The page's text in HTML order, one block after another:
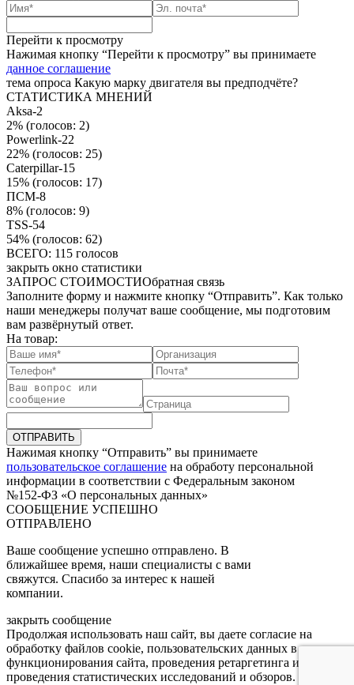
Перейти к просмотру
Нажимая кнопку “Перейти к просмотру” вы принимаете
данное соглашение
тема опроса Какую марку двигателя вы предподчёте?
СТАТИСТИКА МНЕНИЙ
Aksa-2
2% (голосов: 2)
Powerlink-22
22% (голосов: 25)
Caterpillar-15
15% (голосов: 17)
ПСМ-8
8% (голосов: 9)
TSS-54
54% (голосов: 62)
ВСЕГО: 115 голосов
закрыть окно статистики
ЗАПРОС СТОИМОСТИОбратная связь
Заполните форму и нажмите кнопку “Отправить”. Как только
наши менеджеры получат ваше сообщение, мы подготовим
вам развёрнутый ответ.
На товар:
ОТПРАВИТЬ
Нажимая кнопку “Отправить” вы принимаете
пользовательское соглашение на обработу персональной
информации в соответствии с Федеральным законом
№152-ФЗ «О персональных данных»
СООБЩЕНИЕ УСПЕШНО
ОТПРАВЛЕНО
Ваше сообщение успешно отправлено. В
ближайшее время, наши специалисты с вами
свяжутся. Спасибо за интерес к нашей
компании.
закрыть сообщение
Продолжая использовать наш сайт, вы даете согласие на
обработку файлов cookie, пользовательских данных в целях
функционирования сайта, проведения ретаргетинга и
проведения статистических исследований и обзоров.